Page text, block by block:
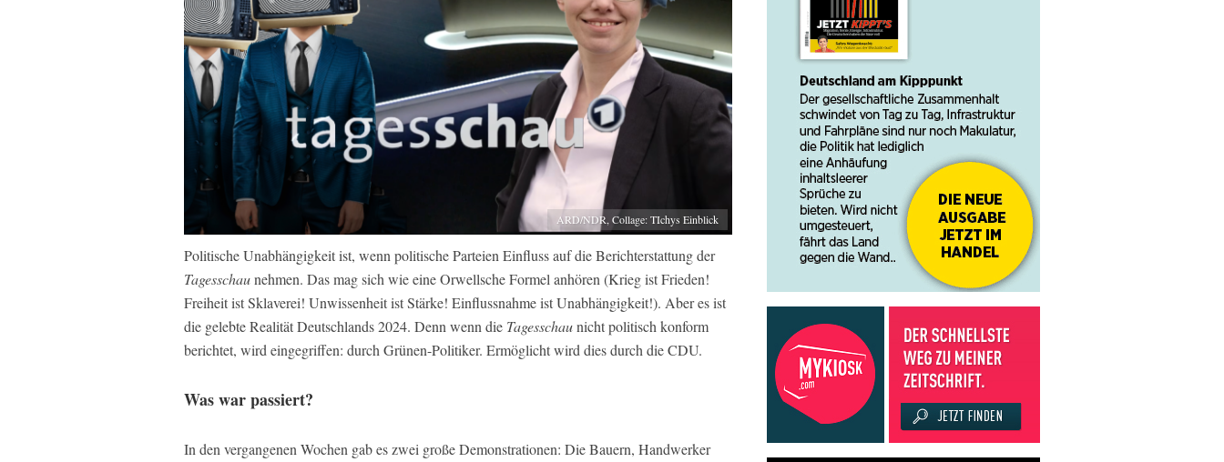
ARD/NDR, Collage: TIchys Einblick
Politische Unabhängigkeit ist, wenn politische Parteien Einfluss auf die Berichterstattung der
Tagesschaunehmen. Das mag sich wie eine Orwellsche Formel anhören (Krieg ist Frieden!
Freiheit ist Sklaverei! Unwissenheit ist Stärke! Einflussnahme ist Unabhängigkeit!). Aber es ist
die gelebte Realität Deutschlands 2024. Denn wenn die Tagesschaunicht politisch konform
berichtet, wird eingegriffen: durch Grünen-Politiker. Ermöglicht wird dies durch die CDU.
Was war passiert?
In den vergangenen Wochen gab es zwei große Demonstrationen: Die Bauern, Handwerker